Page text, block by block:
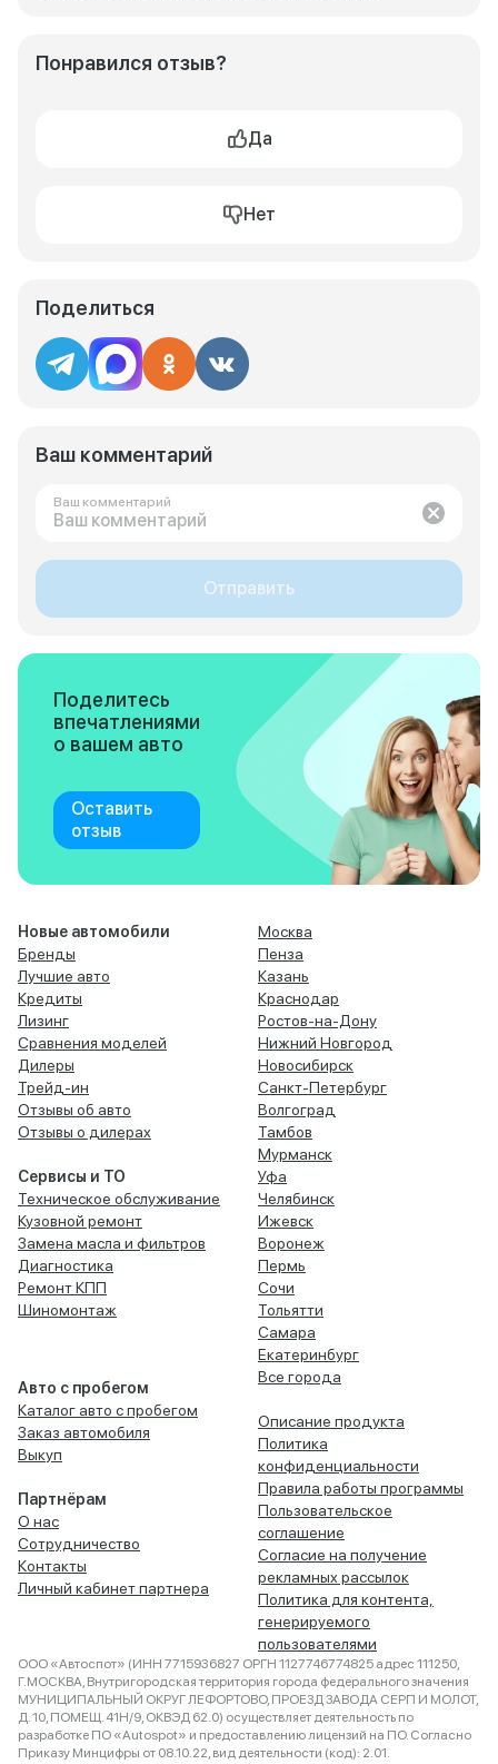
Понравился отзыв?
Да
Нет
Поделиться
Ваш комментарий
Ваш комментарий
Отправить
Поделитесь
впечатлениями
о вашем авто
Оставить
отзыв
Новые автомобили
Бренды
Лучшие авто
Кредиты
Лизинг
Сравнения моделей
Дилеры
Трейд-ин
Отзывы об авто
Отзывы о дилерах
Сервисы и ТО
Техническое обслуживание
Кузовной ремонт
Замена масла и фильтров
Диагностика
Ремонт КПП
Шиномонтаж
Авто с пробегом
Каталог авто с пробегом
Заказ автомобиля
Выкуп
Партнёрам
О нас
Сотрудничество
Контакты
Личный кабинет партнера
Москва
Пенза
Казань
Краснодар
Ростов-на-Дону
Нижний Новгород
Новосибирск
Санкт-Петербург
Волгоград
Тамбов
Мурманск
Уфа
Челябинск
Ижевск
Воронеж
Пермь
Сочи
Тольятти
Самара
Екатеринбург
Все города
Описание продукта
Политика
конфиденциальности
Правила работы программы
Пользовательское
соглашение
Согласие на получение
рекламных рассылок
Политика для контента,
генерируемого
пользователями
ООО «Автоспот» (ИНН 7715936827 ОРГН 1127746774825 адрес 111250,
Г.МОСКВА, Внутригородская территория города федерального значения
МУНИЦИПАЛЬНЫЙ ОКРУГ ЛЕФОРТОВО, ПРОЕЗД ЗАВОДА СЕРП И МОЛОТ,
Д. 10, ПОМЕЩ. 41Н/9, ОКВЭД 62.0) осуществляет деятельность по
разработке ПО «Autospot» и предоставлению лицензий на ПО. Согласно
Приказу Минцифры от 08.10.22, вид деятельности (код): 2.01.